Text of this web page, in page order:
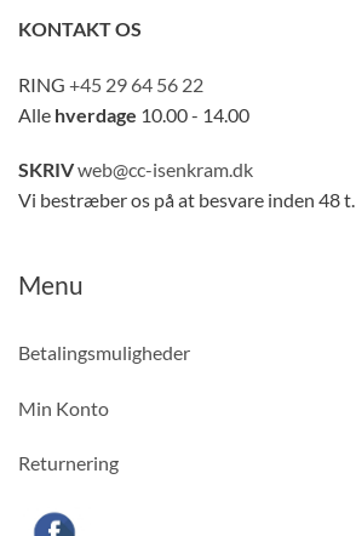
KONTAKT OS
RING +45 29 64 56 22
Alle hverdage 10.00 - 14.00
SKRIVweb@cc-isenkram.dk
Vi bestræber os på at besvare inden 48 t.
Menu
Betalingsmuligheder
Min Konto
Returnering